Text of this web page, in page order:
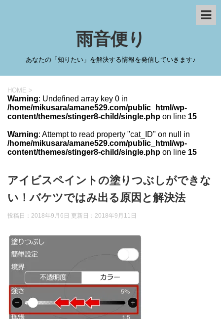
雨音便り
あなたの「知りたい」を解決する情報を発信していきます♪
HOME >
Warning: Undefined array key 0 in
/home/mikusara/amane529.com/public_html/wp-
content/themes/stinger8-child/single.php on line 15
Warning: Attempt to read property "cat_ID" on null in
/home/mikusara/amane529.com/public_html/wp-
content/themes/stinger8-child/single.php on line 15
アイビスペイントの塗りつぶしができな
い！バケツではみ出る原因と解決法
投稿日：2018年9月6日 更新日： 2018年9月11日